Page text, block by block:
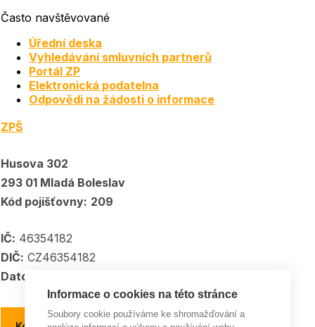
Často navštěvované
Úřední deska
Vyhledávání smluvních partnerů
Portál ZP
Elektronická podatelna
Odpovědi na žádosti o informace
ZPŠ
Husova 302
293 01 Mladá Boleslav
Kód pojišťovny: 209
IČ: 46354182
DIČ: CZ46354182
Datové schránka:
Informace o cookies na této stránce
Soubory cookie používáme ke shromažďování a